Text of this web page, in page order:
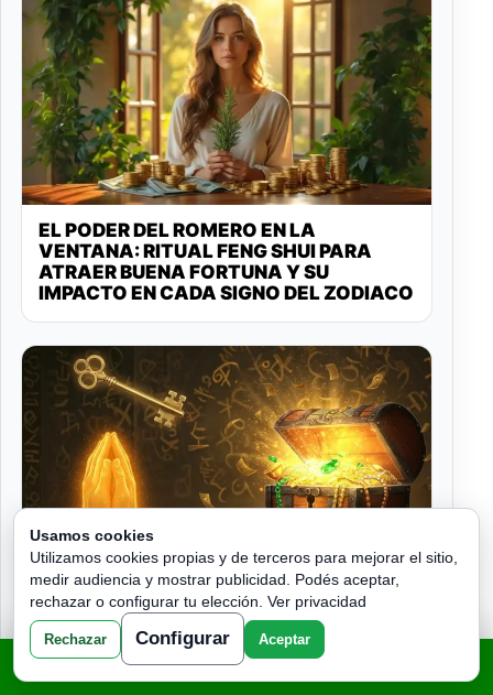
EL PODER DEL ROMERO EN LA
VENTANA: RITUAL FENG SHUI PARA
ATRAER BUENA FORTUNA Y SU
IMPACTO EN CADA SIGNO DEL ZODIACO
EFATÁ: LA ORACIÓN SECRETA PARA
DINERO INESPERADO E INMEDIATO QUE
HA ROTO CADENAS POR SIGLOS
TU LECTURA - CLICK AQUI
Usamos cookies
Utilizamos cookies propias y de terceros para mejorar el sitio,
medir audiencia y mostrar publicidad. Podés aceptar,
rechazar o configurar tu elección. Ver privacidad
Rechazar Configurar Aceptar